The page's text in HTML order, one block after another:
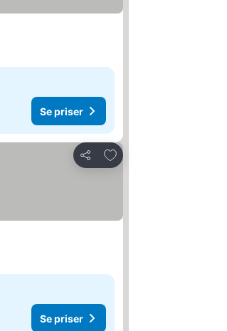
Se priser
Dela
Lägg till i Mina Favoriter
Se priser